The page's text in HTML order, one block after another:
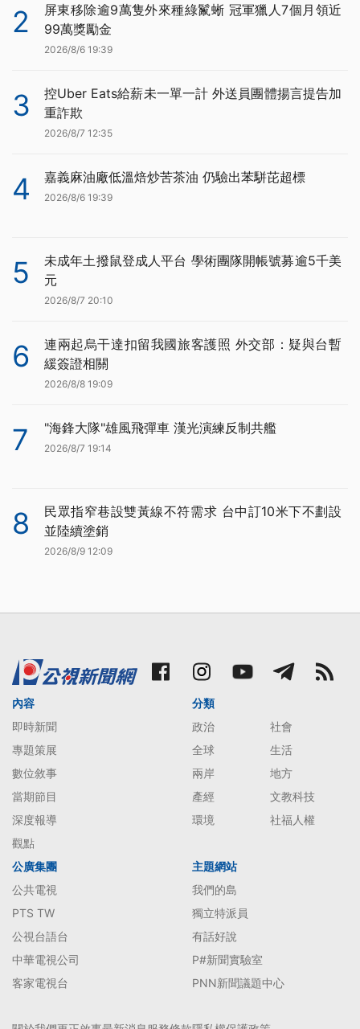
2
屏東移除逾9萬隻外來種綠鬣蜥 冠軍獵人7個月領近
99萬獎勵金
2026/8/6 19:39
3
控Uber Eats給薪未一單一計 外送員團體揚言提告加
重詐欺
2026/8/7 12:35
4 嘉義麻油廠低溫焙炒苦茶油 仍驗出苯駢芘超標
2026/8/6 19:39
5
未成年土撥鼠登成人平台 學術團隊開帳號募逾5千美
元
2026/8/7 20:10
6
連兩起烏干達扣留我國旅客護照 外交部：疑與台暫
緩簽證相關
2026/8/8 19:09
7 "海鋒大隊"雄風飛彈車 漢光演練反制共艦
2026/8/7 19:14
8
民眾指窄巷設雙黃線不符需求 台中訂10米下不劃設
並陸續塗銷
2026/8/9 12:09
內容
即時新聞
專題策展
數位敘事
當期節目
深度報導
觀點
分類
政治
社會
全球
生活
兩岸
地方
產經
文教科技
環境
社福人權
公廣集團
公共電視
PTS TW
公視台語台
中華電視公司
客家電視台
主題網站
我們的島
獨立特派員
有話好說
P#新聞實驗室
PNN新聞議題中心